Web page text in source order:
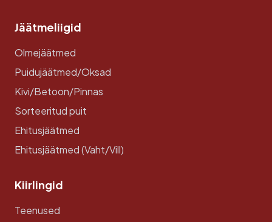
Jäätmeliigid
Olmejäätmed
Puidujäätmed/Oksad
Kivi/Betoon/Pinnas
Sorteeritud puit
Ehitusjäätmed
Ehitusjäätmed (Vaht/Vill)
Kiirlingid
Teenused